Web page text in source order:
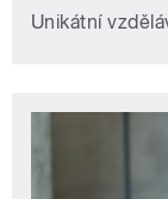
Unikátní